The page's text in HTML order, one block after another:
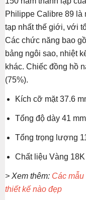
Philippe Calibre 89 là
tạp nhất thế giới, với
Các chức năng bao
bảng ngôi sao, nhiệt
khác. Chiếc đồng hồ
(75%).
Kích cỡ mặt 37.6
Tổng độ dày 41 mm
Tổng trọng lượng
Chất liệu Vàng 18K
> Xem thêm: Các
thiết kế nào đẹp